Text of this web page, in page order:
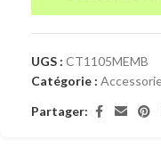
UGS : CT1105MEMB
Catégorie :
Partager: